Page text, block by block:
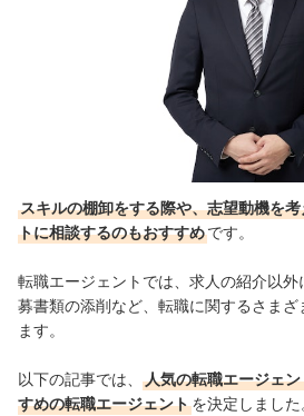
スキルの棚卸をする際や、志望動機を
トに相談するのもおすすめです。
転職エージェントでは、求人の紹介以
募書類の添削など、転職に関するさま
ます。
以下の記事では、
人気の転職エージェ
すめの転職エージェントを決定しまし